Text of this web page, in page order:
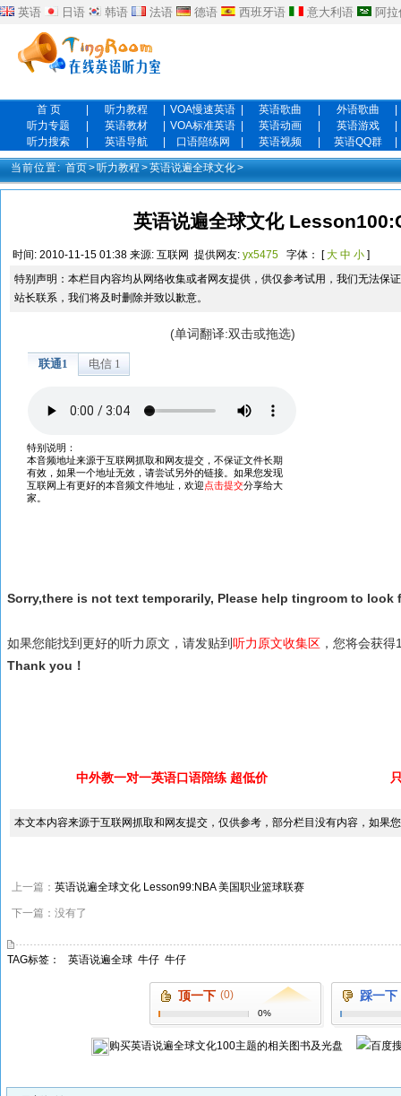
英语 日语 韩语 法语 德语 西班牙语 意大利语 阿
首 页 听力教程 VOA慢速英语 英语歌曲 外语歌曲
听力专题
英语教材 VOA标准英语 英语动画 英语游戏
听力搜索
英语导航 口语陪练网 英语视频 英语QQ群
当前位置: 首页>听力教程 >英语说遍全球文化>
英语说遍全球文化
时间: 2010-11-15 01:38 来源: 互联网 提供网友: yx5475 字体： [大 中 小 ]
特别声明：本栏目内容均从网络收集或者网友提供，供仅参考试用，我们无法保
站长联系，我们将及时删除并致以歉意。
(单词翻译:双击或拖选)
Sorry,there is not text temporarily, Please help tingroom to look
如果您能找到更好的听力原文，请发贴到听力原文收集区 ，您将会获
Thank you！
中外教一对一英语口语陪练 超低价
本文本内容来源于互联网抓取和网友提交，仅供参考，部分栏目没有内容，如果
上一篇： 英语说遍全球文化 Lesson99:NBA 美国职业篮球联赛
下一篇：没有了
TAG标签： 英语说遍全球 牛仔 牛仔
顶一下 (0)
0%
踩一下
购买英语说遍全球文化100主题的相关图书及光盘